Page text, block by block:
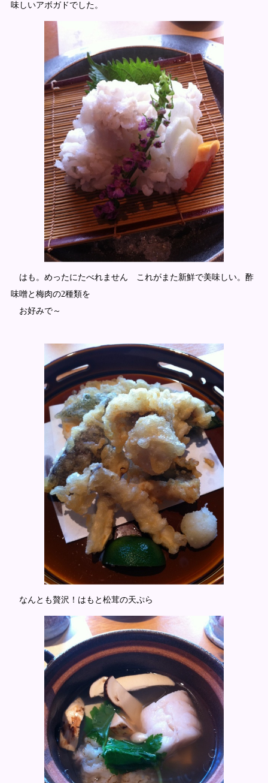
味しいアボガドでした。
はも。めったにたべれません これがまた新鮮で美味しい。酢
味噌と梅肉の2種類を
お好みで～
なんとも贅沢！はもと松茸の天ぷら